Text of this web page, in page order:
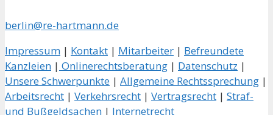
berlin@re-hartmann.de
Impressum | Kontakt | Mitarbeiter | Befreundete
Kanzleien | Onlinerechtsberatung | Datenschutz |
Unsere Schwerpunkte | Allgemeine Rechtssprechung |
Arbeitsrecht | Verkehrsrecht | Vertragsrecht | Straf-
und Bußgeldsachen | Internetrecht